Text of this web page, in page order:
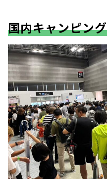
国内キャンピン